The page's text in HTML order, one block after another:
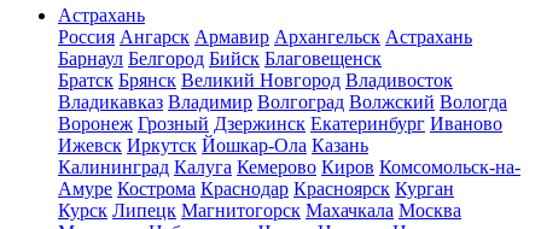
Астрахань
Россия Ангарск Армавир Архангельск Астрахань
Барнаул Белгород Бийск Благовещенск
Братск Брянск Великий Новгород Владивосток
Владикавказ Владимир Волгоград Волжский Вологда
Воронеж Грозный Дзержинск Екатеринбург Иваново
Ижевск Иркутск Йошкар-Ола Казань
Калининград Калуга Кемерово Киров Комсомольск-на-
Амуре Кострома Краснодар Красноярск Курган
Курск Липецк Магнитогорск Махачкала Москва